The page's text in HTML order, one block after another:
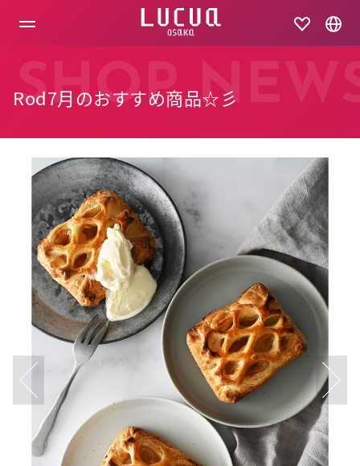
Rod7月のおすすめ商品☆彡
SHOP